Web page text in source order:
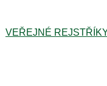
VEŘEJNÉ